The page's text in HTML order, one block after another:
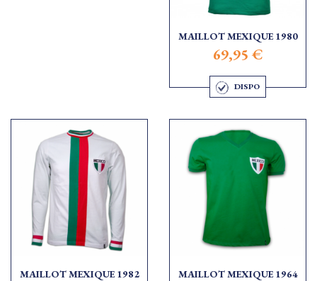
MAILLOT MEXIQUE 1980
69,95 €
DISPO
MAILLOT MEXIQUE 1982 MAILLOT MEXIQUE 1964